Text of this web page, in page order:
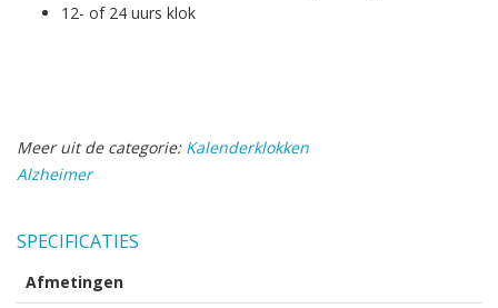
12- of 24 uurs klok
Meer uit de categorie: Kalenderklokken
Alzheimer
SPECIFICATIES
Afmetingen